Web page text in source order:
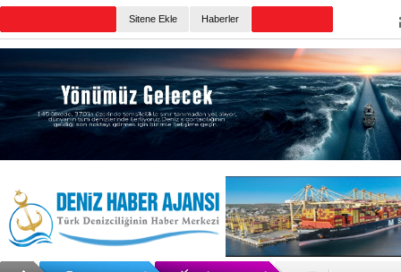
Sitene Ekle Haberler
Deniz
Keşfedildi: